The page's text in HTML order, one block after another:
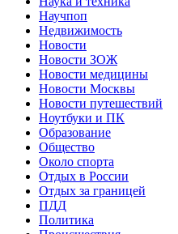
Научпоп
Недвижимость
Новости
Новости ЗОЖ
Новости медицины
Новости Москвы
Новости путешествий
Ноутбуки и ПК
Образование
Общество
Около спорта
Отдых в России
Отдых за границей
ПДД
Политика